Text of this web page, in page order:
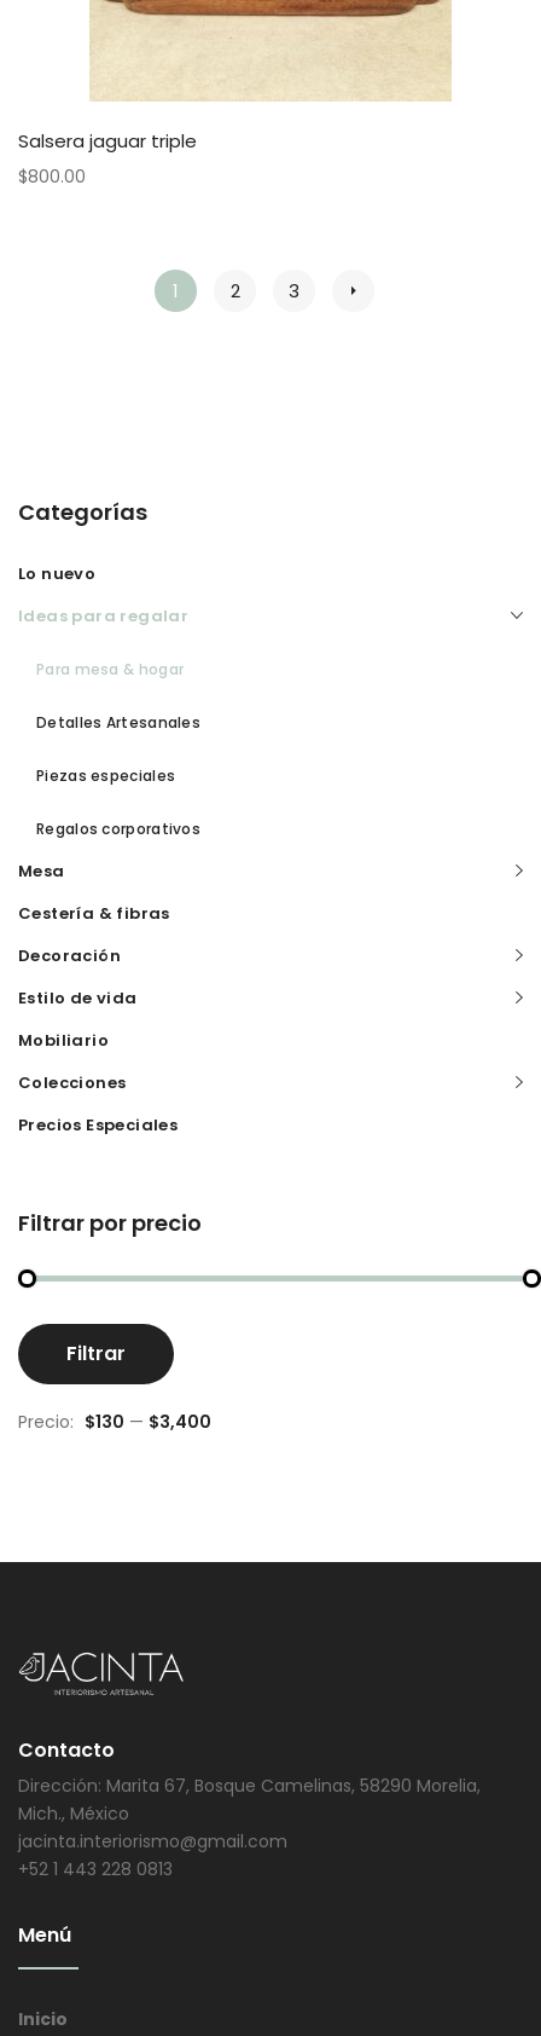
Salsera jaguar triple
$800.00
1 2 3
Categorías
Lo nuevo
Ideas para regalar
Para mesa & hogar
Detalles Artesanales
Piezas especiales
Regalos corporativos
Mesa
Cestería & fibras
Decoración
Estilo de vida
Mobiliario
Colecciones
Precios Especiales
Filtrar por precio
Filtrar
Precio: $130 — $3,400
Contacto
Dirección: Marita 67, Bosque Camelinas, 58290 Morelia,
Mich., México
jacinta.interiorismo@gmail.com
+52 1 443 228 0813
Menú
Inicio